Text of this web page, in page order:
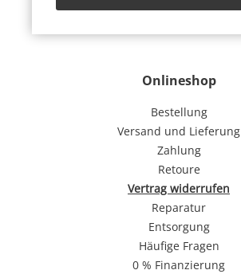
Onlineshop
Bestellung
Versand und Lieferung
Zahlung
Retoure
Vertrag widerrufen
Reparatur
Entsorgung
Häufige Fragen
0 % Finanzierung